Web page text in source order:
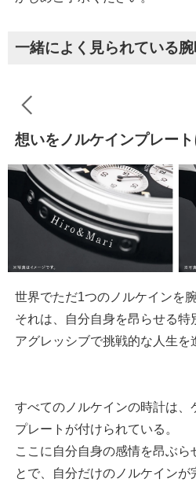
一緒によく見られている
想いをノルケインプレー
世界でただ1つのノルケインを
それは、自分自身を昂らせる特
アグレッシブで挑戦的な人生を
すべてのノルケインの時計は、
プレートが付けられている。
ここに自分自身の感情を昂ぶら
とで、自分だけのノルケインが